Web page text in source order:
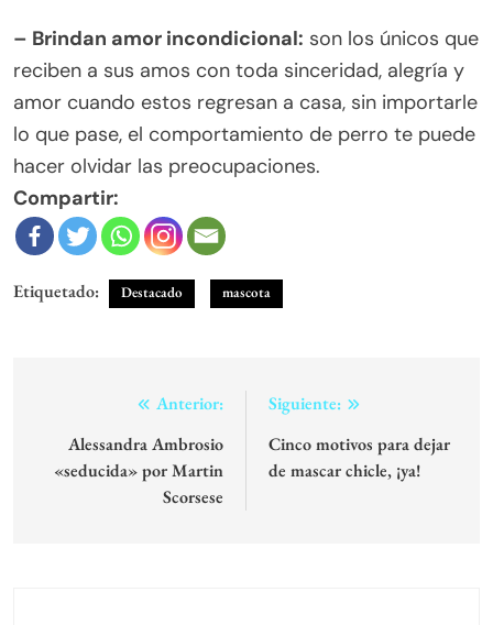
– Brindan amor incondicional: son los únicos que
reciben a sus amos con toda sinceridad, alegría y
amor cuando estos regresan a casa, sin importarle
lo que pase, el comportamiento de perro te puede
hacer olvidar las preocupaciones.
Compartir:
Etiquetado: Destacado mascota
Navegación
entradas
Anterior:
Alessandra Ambrosio
«seducida» por Martin
Scorsese
Siguiente:
Cinco motivos para dejar
de mascar chicle, ¡ya!